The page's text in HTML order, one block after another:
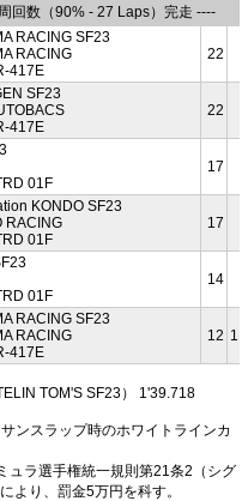
回数（90% - 27 Laps）完走 ----
RACING SF23
RACING
417E
22
SF23
417E
22
01F
17
KONDO SF23
RACING
01F
17
01F
14
RACING SF23
RACING
417E
12
TOM'S SF23） 1'39.718
ンスラップ時のホワイトラインカ
ュラ選手権統一規則第21条2（シグ
より、罰金5万円を科す。